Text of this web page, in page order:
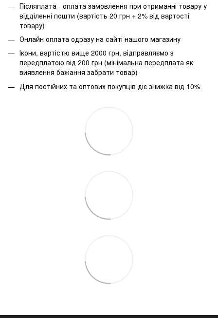
Післяплата - оплата замовлення при отриманні товару у
відділенні пошти (вартість 20 грн + 2% від вартості
товару)
Онлайн оплата одразу на сайті нашого магазину
Ікони, вартістю вище 2000 грн, відправляємо з
передплатою від 200 грн (мінімальна передплата як
виявлення бажання забрати товар)
Для постійних та оптових покупців діє знижка від 10%